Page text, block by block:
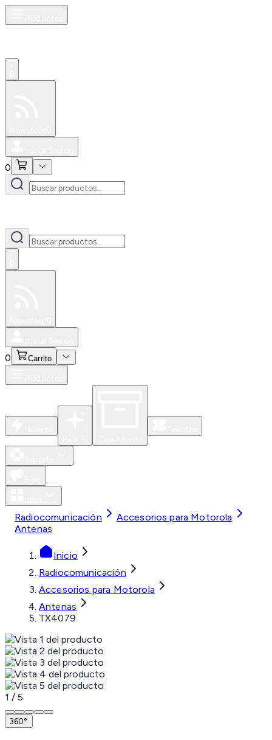
0
0 Carrito
Radiocomunicación
Accesorios para Motorola
Antenas
Inicio
Radiocomunicación
Accesorios para Motorola
Antenas
TX4079
1 / 5
360°